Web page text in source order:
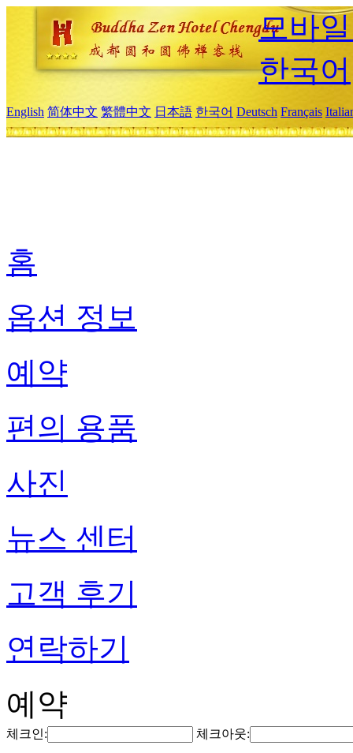
모바
한국어
English 简体中文 繁體中文 日本語 한국어 Deutsch Français
홈
옵션 정보
예약
편의 용품
사진
뉴스 센터
고객 후기
연락하기
예약
체크인: 체크아웃: